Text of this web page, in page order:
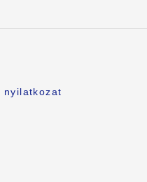
nyilatkozat